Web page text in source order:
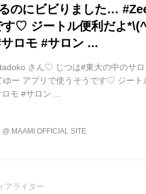
のにビビりました…
す♡ ジートル便利だよ
ロモ #サロン ...
さん♡ じつは#東大の中のサロ
ー アプリで使うそうです♡ ジート
モ #サロン ...
@ MAAMI OFFICIAL SITE
アライター